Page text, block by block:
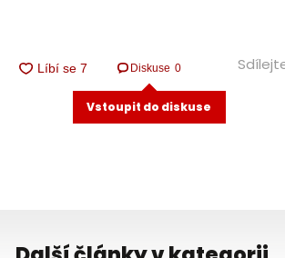
Diskuse 0
Vstoupit do diskuse